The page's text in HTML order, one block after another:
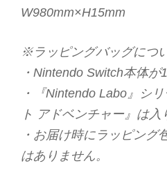
W980mm×H15mm
※ラッピングバッグにつ
・Nintendo Switch本体が
・『Nintendo Labo』シ
ト アドベンチャー』は入
・お届け時にラッピング
はありません。